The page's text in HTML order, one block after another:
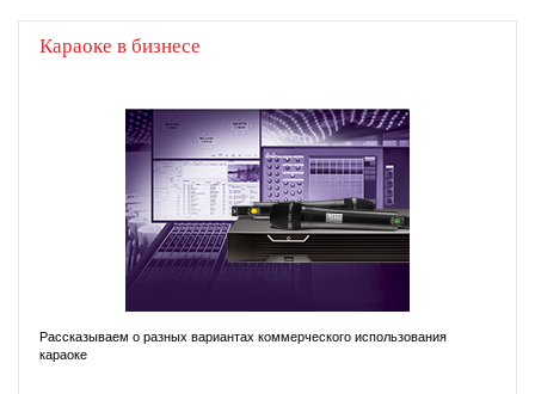
Караоке в бизнесе
Рассказываем о разных вариантах коммерческого использования
караоке